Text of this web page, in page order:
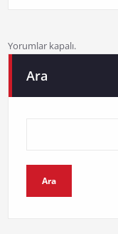
Yorumlar kapalı.
Ara
Ara